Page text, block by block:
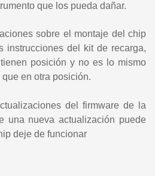
que los pueda dañar.
sobre el montaje del chip
instrucciones del kit de recarga,
posición y no es lo mismo
en otra posición.
del firmware de la
una nueva actualización puede
deje de funcionar